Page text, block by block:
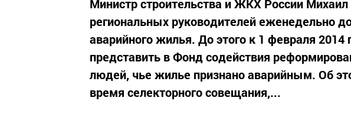
Министр строительства и ЖКХ России
региональных руководителей еженедельно
аварийного жилья. До этого к 1 февраля
представить в Фонд содействия
людей, чье жилье признано аварийным. Об
время селекторного совещания,...